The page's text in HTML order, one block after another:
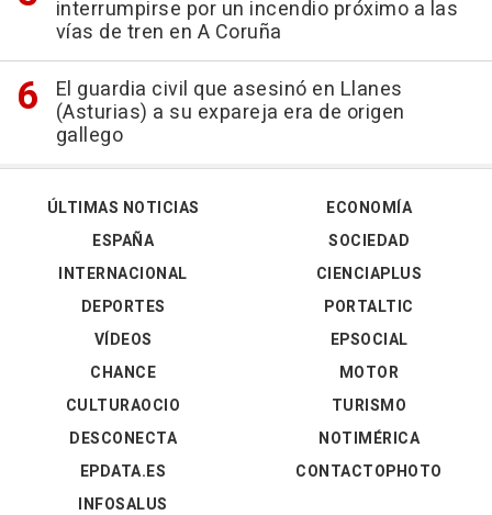
interrumpirse por un incendio próximo a las
vías de tren en A Coruña
El guardia civil que asesinó en Llanes
(Asturias) a su expareja era de origen
gallego
ÚLTIMAS NOTICIAS
ESPAÑA
INTERNACIONAL
DEPORTES
VÍDEOS
ECONOMÍA
SOCIEDAD
CIENCIAPLUS
PORTALTIC
EPSOCIAL
CHANCE
CULTURAOCIO
DESCONECTA
EPDATA.ES
INFOSALUS
MOTOR
TURISMO
NOTIMÉRICA
CONTACTOPHOTO